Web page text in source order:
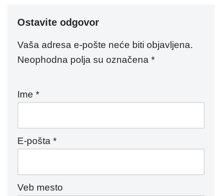
Ostavite odgovor
Vaša adresa e-pošte neće biti objavljena.
Neophodna polja su označena *
Ime *
E-pošta *
Veb mesto